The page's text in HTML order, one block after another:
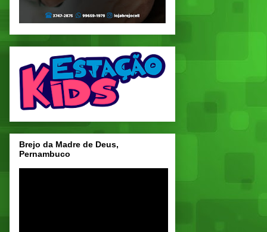
Brejo da Madre de Deus,
Pernambuco